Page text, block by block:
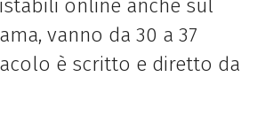
online anche sul
vanno da 30 a 37
è scritto e diretto da